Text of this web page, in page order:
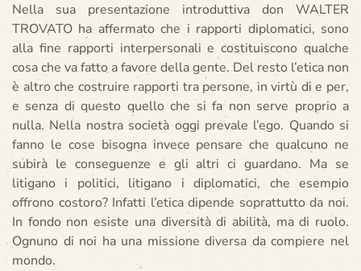
Nella sua presentazione introduttiva don WALTER
TROVATO ha affermato che i rapporti diplomatici, sono
alla fine rapporti interpersonali e costituiscono qualche
cosa che va fatto a favore della gente. Del resto l’etica non
è altro che costruire rapporti tra persone, in virtù di e per,
e senza di questo quello che si fa non serve proprio a
nulla. Nella nostra società oggi prevale l’ego. Quando si
fanno le cose bisogna invece pensare che qualcuno ne
subirà le conseguenze e gli altri ci guardano. Ma se
litigano i politici, litigano i diplomatici, che esempio
offrono costoro? Infatti l’etica dipende soprattutto da noi.
In fondo non esiste una diversità di abilità, ma di ruolo.
Ognuno di noi ha una missione diversa da compiere nel
mondo.